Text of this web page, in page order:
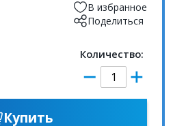
В избранное
Поделиться
Количество:
Купить